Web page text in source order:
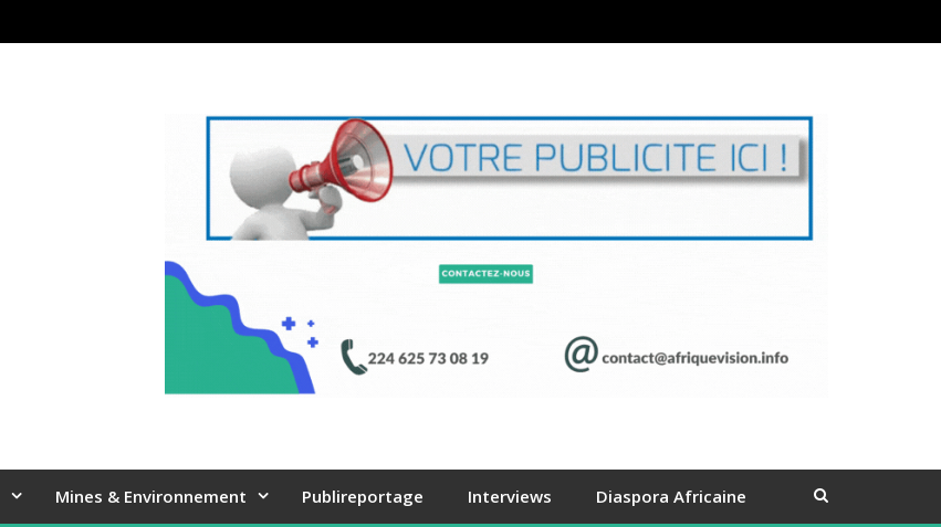
Mines & Environnement Publireportage Interviews Diaspora Africaine